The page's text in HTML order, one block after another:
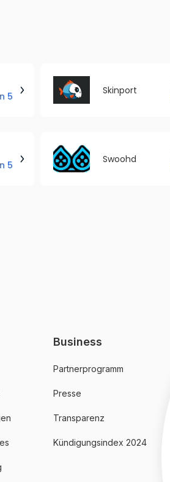
5
Skinport
5
Swoohd
Business
Partnerprogramm
Presse
Transparenz
Kündigungsindex 2024